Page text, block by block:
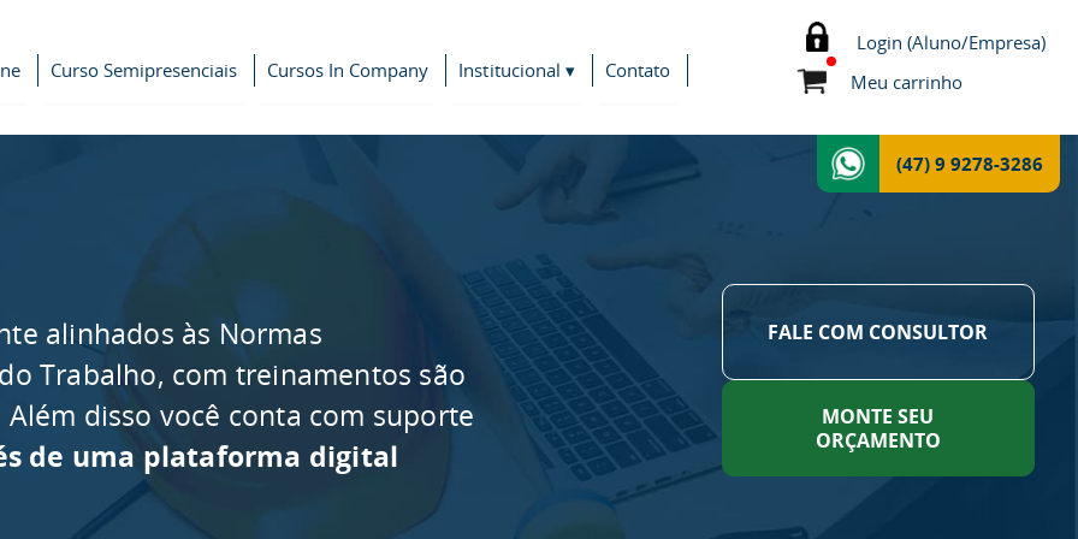
Curso Semipresenciais Cursos In Company Institucional ▾ Contato
Login (Aluno/Empresa)
Meu carrinho
(47) 9 9278-3286
alinhados às Normas
Trabalho, com treinamentos são
disso você conta com suporte
de uma plataforma digital
FALE COM CONSULTOR
MONTE SEU
ORÇAMENTO